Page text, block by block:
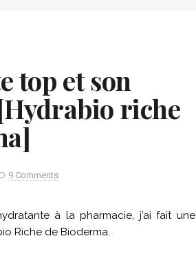
top et son
riche
9 Comments
à la pharmacie, j’ai fait une
Riche de Bioderma.